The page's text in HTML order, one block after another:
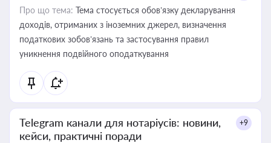
Про що тема: Тема стосується обов’язку декларування
доходів, отриманих з іноземних джерел, визначення
податкових зобов’язань та застосування правил
уникнення подвійного оподаткування
Telegram канали для нотаріусів: новини,
кейси, практичні поради
+9